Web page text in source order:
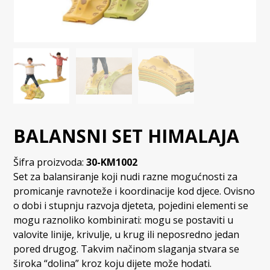
BALANSNI SET HIMALAJA
Šifra proizvoda:30-KM1002
Set za balansiranje koji nudi razne mogućnosti za
promicanje ravnoteže i koordinacije kod djece. Ovisno
o dobi i stupnju razvoja djeteta, pojedini elementi se
mogu raznoliko kombinirati: mogu se postaviti u
valovite linije, krivulje, u krug ili neposredno jedan
pored drugog. Takvim načinom slaganja stvara se
široka “dolina” kroz koju dijete može hodati.